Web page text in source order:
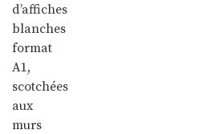
d’affiches
blanches
format
A1,
scotchées
aux
murs